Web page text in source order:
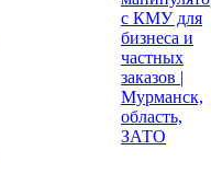
с КМУ для
бизнеса и
частных
заказов |
Мурманск,
область,
ЗАТО